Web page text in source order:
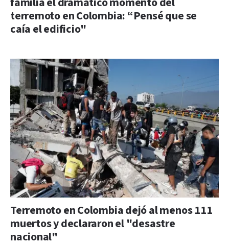
terremoto en Colombia: “Pensé que se
caía el edificio"
Terremoto en Colombia dejó al menos 111
muertos y declararon el "desastre
nacional"